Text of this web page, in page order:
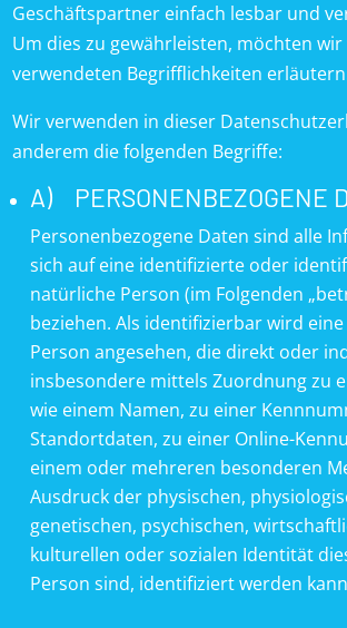
Geschäftspartner einfach lesbar und
Um dies zu gewährleisten, möchten
verwendeten Begrifflichkeiten
Wir verwenden in dieser
anderem die folgenden Begriffe:
A) PERSONENBEZOGENE
Personenbezogene Daten sind alle
sich auf eine identifizierte oder
natürliche Person (im Folgenden
beziehen. Als identifizierbar wird
Person angesehen, die direkt oder
insbesondere mittels Zuordnung zu
wie einem Namen, zu einer
Standortdaten, zu einer Online-
einem oder mehreren besonderen
Ausdruck der physischen,
genetischen, psychischen,
kulturellen oder sozialen Identität
Person sind, identifiziert werden